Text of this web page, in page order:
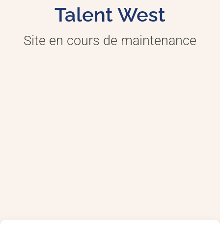
Talent West
Site en cours de maintenance